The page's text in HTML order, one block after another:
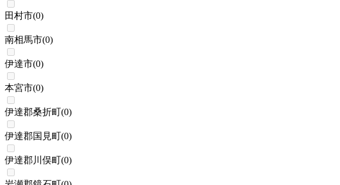
田村市(0)
南相馬市(0)
伊達市(0)
本宮市(0)
伊達郡桑折町(0)
伊達郡国見町(0)
伊達郡川俣町(0)